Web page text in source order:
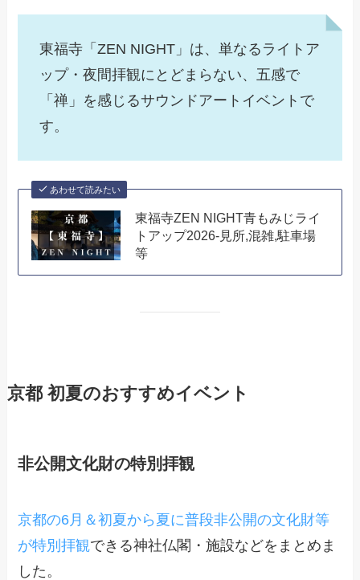
東福寺「ZEN NIGHT」は、単なるライトア
ップ・夜間拝観にとどまらない、五感で
「禅」を感じるサウンドアートイベントで
す。
あわせて読みたい
東福寺ZEN NIGHT青もみじライ
トアップ2026-見所,混雑,駐車場
等
京都 初夏のおすすめイベント
非公開文化財の特別拝観
京都の6月＆初夏から夏に普段非公開の文化財等
が特別拝観できる神社仏閣・施設などをまとめま
した。